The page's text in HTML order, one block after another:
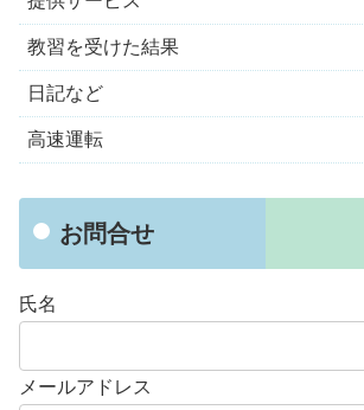
教習を受けた結果
日記など
高速運転
お問合せ
氏名
メールアドレス